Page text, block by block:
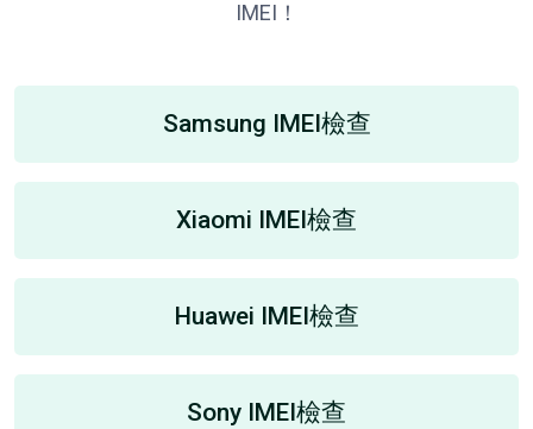
IMEI！
Samsung IMEI檢查
Xiaomi IMEI檢查
Huawei IMEI檢查
Sony IMEI檢查